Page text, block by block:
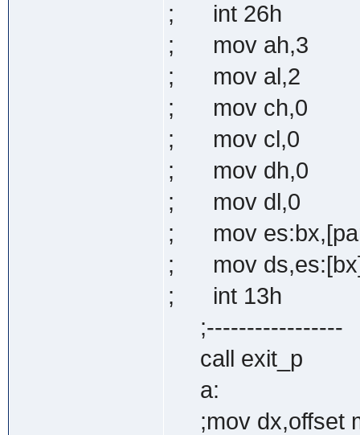
; int 26h
; mov ah,3
; mov al,2
; mov ch,0
; mov cl,0
; mov dh,0
; mov dl,0
; mov
; mov
; int 13h
;-----------------
call exit_p
a:
;mov dx,offset